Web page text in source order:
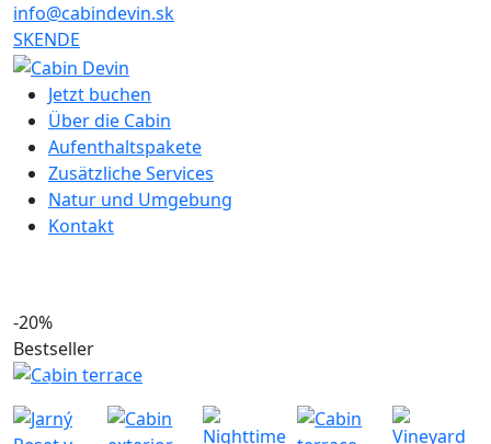
info@cabindevin.sk
SKENDE
Jetzt buchen
Über die Cabin
Aufenthaltspakete
Zusätzliche Services
Natur und Umgebung
Kontakt
-20%
Bestseller
Previous